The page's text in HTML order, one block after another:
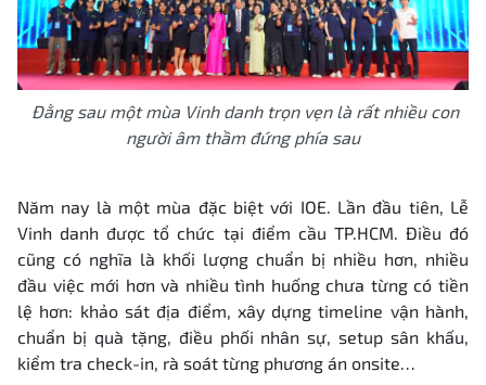
Đằng sau một mùa Vinh danh trọn vẹn là rất nhiều con
người âm thầm đứng phía sau
Năm nay là một mùa đặc biệt với IOE. Lần đầu tiên, Lễ
Vinh danh được tổ chức tại điểm cầu TP.HCM. Điều đó
cũng có nghĩa là khối lượng chuẩn bị nhiều hơn, nhiều
đầu việc mới hơn và nhiều tình huống chưa từng có tiền
lệ hơn: khảo sát địa điểm, xây dựng timeline vận hành,
chuẩn bị quà tặng, điều phối nhân sự, setup sân khấu,
kiểm tra check-in, rà soát từng phương án onsite…